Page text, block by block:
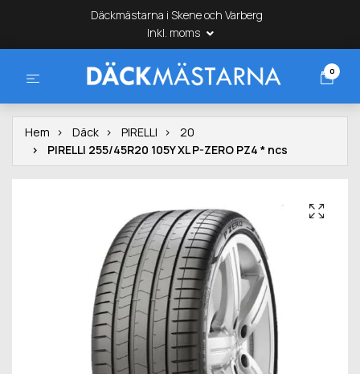
Däckmästarna i Skene och Varberg
Inkl. moms
0
Hem Däck PIRELLI
20
PIRELLI 255/45R20 105Y XL P-ZERO PZ4 * ncs